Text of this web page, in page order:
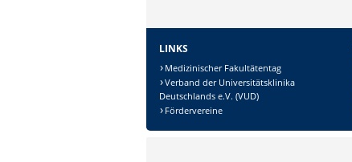
LINKS
Medizinischer Fakultätentag
Verband der Universitätsklinika
Deutschlands e.V. (VUD)
Fördervereine